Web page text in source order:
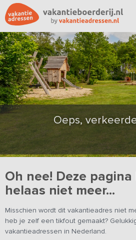
Oeps,
Oh nee! Deze
helaas niet meer...
Misschien wordt dit vakantieadres niet
heb je zelf een tikfout gemaakt?
vakantieadressen in Nederland.